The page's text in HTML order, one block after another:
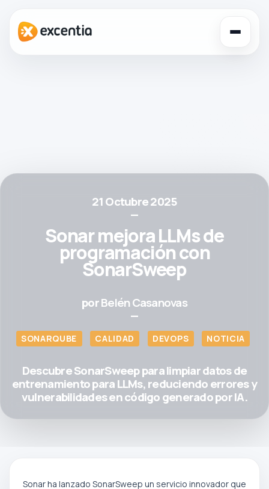
21 Octubre 2025
—
Sonar mejora LLMs de
programación con
SonarSweep
porBelén Casanovas
—
SONARQUBE CALIDAD DEVOPS NOTICIA
Descubre SonarSweep para limpiar datos de
entrenamiento para LLMs, reduciendo errores y
vulnerabilidades en código generado por IA.
Sonar ha lanzado SonarSweep un servicio innovador que